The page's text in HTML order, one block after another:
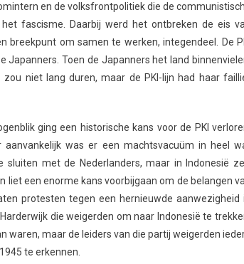
en de volksfrontpolitiek die de
fascisme. Daarbij werd het ontbreken de eis
breekpunt om samen te werken, integendeel. De
Toen de Japanners het land
niet lang duren, maar de PKI-lijn had haar
ging een historische kans voor de PKI
was er een machtsvacuüm in heel
met de Nederlanders, maar in Indonesië
liet een enorme kans voorbijgaan om de belangen
protesten tegen een hernieuwde aanwezigheid
die weigerden om naar Indonesië te
waren, maar de leiders van die partij weigerden
te erkennen.